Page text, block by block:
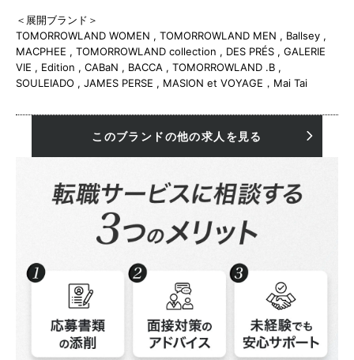
＜展開ブランド＞
TOMORROWLAND WOMEN , TOMORROWLAND MEN , Ballsey ,
MACPHEE , TOMORROWLAND collection , DES PRÉS , GALERIE
VIE , Edition , CABaN , BACCA , TOMORROWLAND .B ,
SOULEIADO , JAMES PERSE , MASION et VOYAGE，Mai Tai
このブランドの他の求人を見る